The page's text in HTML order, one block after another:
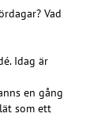
Vad
Idag är
en gång
som ett